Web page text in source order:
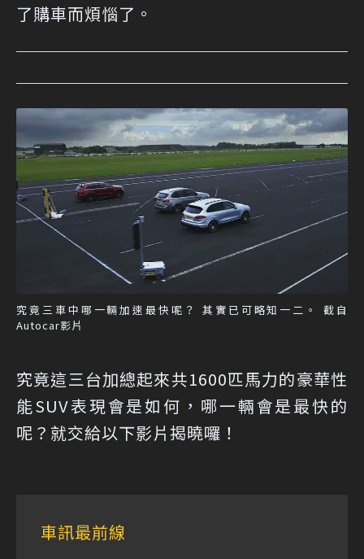
了購車而煩惱了。
究竟三車中哪一輛加速最快呢？ 其實已可略知一二。 截自
Autocar影片
究竟這三台加總起來共1600匹馬力的豪華性
能SUV表現會是如何，哪一輛會是最快的
呢？就交給以下影片揭曉囉！
車訊最前線